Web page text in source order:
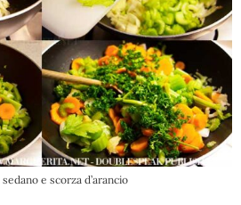
e scorza d’arancio